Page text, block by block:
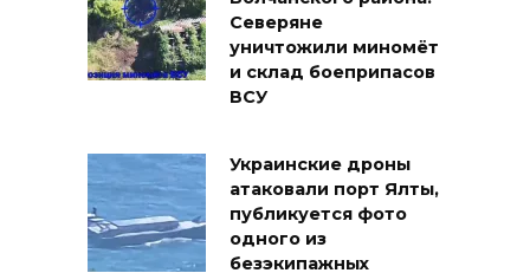
Северяне
уничтожили миномёт
и склад боеприпасов
ВСУ
Украинские дроны
атаковали порт Ялты,
публикуется фото
одного из
безэкипажных